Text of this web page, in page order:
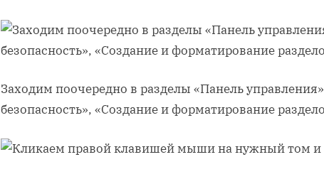
Заходим поочередно в разделы «Панель
безопасность», «Создание и форматирование